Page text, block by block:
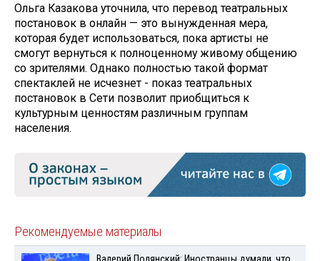
Ольга Казакова уточнила, что перевод театральных
постановок в онлайн — это вынужденная мера,
которая будет использоваться, пока артисты не
смогут вернуться к полноценному живому общению
со зрителями. Однако полностью такой формат
спектаклей не исчезнет - показ театральных
постановок в Сети позволит приобщиться к
культурным ценностям различным группам
населения.
Рекомендуемые материалы